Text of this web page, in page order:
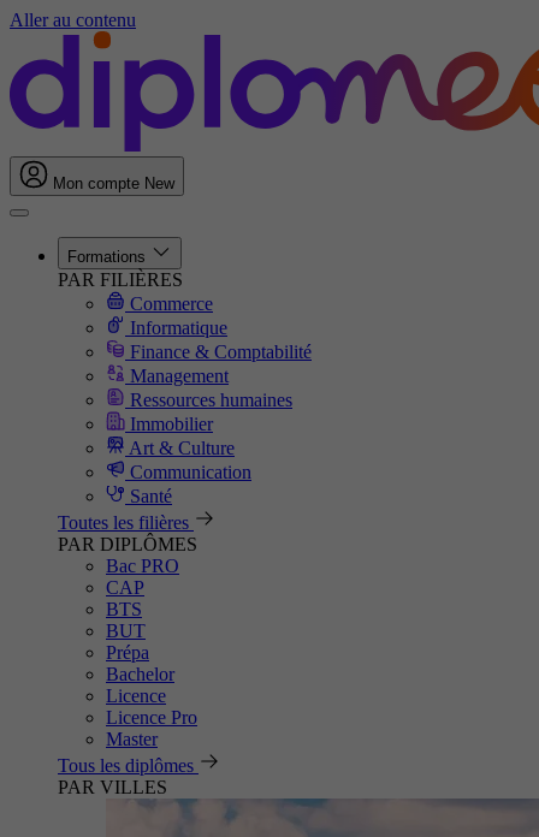
Aller au contenu
Mon compte New
Formations
PAR FILIÈRES
Commerce
Informatique
Finance & Comptabilité
Management
Ressources humaines
Immobilier
Art & Culture
Communication
Santé
Toutes les filières
PAR DIPLÔMES
Bac PRO
CAP
BTS
BUT
Prépa
Bachelor
Licence
Licence Pro
Master
Tous les diplômes
PAR VILLES